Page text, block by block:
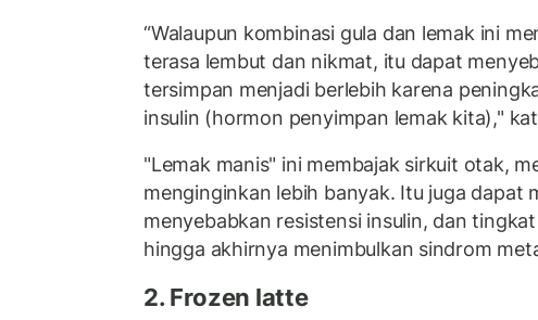
“Walaupun kombinasi gula dan lemak ini
terasa lembut dan nikmat, itu dapat
tersimpan menjadi berlebih karena
insulin (hormon penyimpan lemak kita),"
"Lemak manis" ini membajak sirkuit otak,
menginginkan lebih banyak. Itu juga dapat
menyebabkan resistensi insulin, dan
hingga akhirnya menimbulkan sindrom
2. Frozen latte